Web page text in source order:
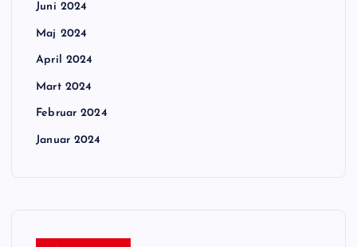
Juni 2024
Maj 2024
April 2024
Mart 2024
Februar 2024
Januar 2024